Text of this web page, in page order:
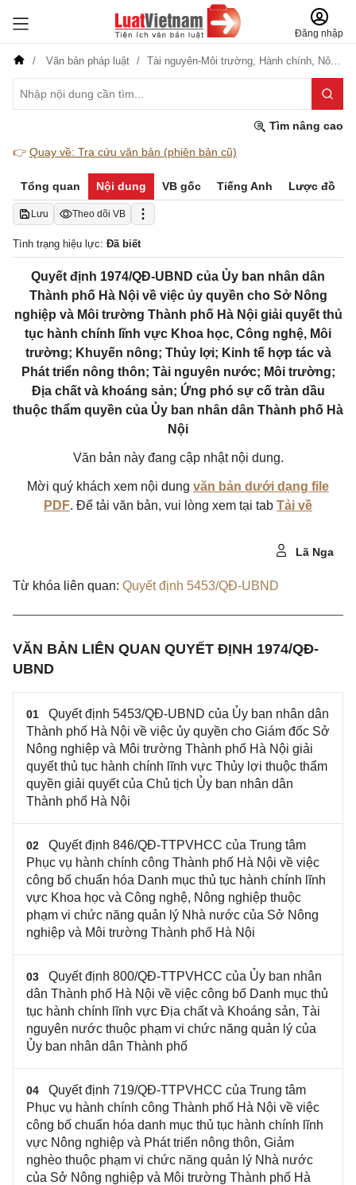
Đăng nhập
Văn bản pháp luật Tài nguyên-Môi trường, Hành chính, Nông nghiệp-Lâm nghiệp
Tìm nâng cao
👉 Quay về: Tra cứu văn bản (phiên bản cũ)
Tổng quan Nội dung VB gốc Tiếng Anh Lược đồ
Lưu Theo dõi VB
Tình trạng hiệu lực: Đã biết
Quyết định 1974/QĐ-UBND của Ủy ban nhân dân
Thành phố Hà Nội về việc ủy quyền cho Sở Nông
nghiệp và Môi trường Thành phố Hà Nội giải quyết thủ
tục hành chính lĩnh vực Khoa học, Công nghệ, Môi
trường; Khuyến nông; Thủy lợi; Kinh tế hợp tác và
Phát triển nông thôn; Tài nguyên nước; Môi trường;
Địa chất và khoáng sản; Ứng phó sự cố tràn dầu
thuộc thẩm quyền của Ủy ban nhân dân Thành phố Hà
Nội
Văn bản này đang cập nhật nội dung.
Mời quý khách xem nội dung văn bản dưới dạng file
PDF. Để tải văn bản, vui lòng xem tại tab Tải về
Lã Nga
Từ khóa liên quan: Quyết định 5453/QĐ-UBND
VĂN BẢN LIÊN QUAN QUYẾT ĐỊNH 1974/QĐ-
UBND
01
Quyết định 5453/QĐ-UBND của Ủy ban nhân dân
Thành phố Hà Nội về việc ủy quyền cho Giám đốc Sở
Nông nghiệp và Môi trường Thành phố Hà Nội giải
quyết thủ tục hành chính lĩnh vực Thủy lợi thuộc thẩm
quyền giải quyết của Chủ tịch Ủy ban nhân dân
Thành phố Hà Nội
02
Quyết định 846/QĐ-TTPVHCC của Trung tâm
Phục vụ hành chính công Thành phố Hà Nội về việc
công bố chuẩn hóa Danh mục thủ tục hành chính lĩnh
vực Khoa học và Công nghệ, Nông nghiệp thuộc
phạm vi chức năng quản lý Nhà nước của Sở Nông
nghiệp và Môi trường Thành phố Hà Nội
03
Quyết định 800/QĐ-TTPVHCC của Ủy ban nhân
dân Thành phố Hà Nội về việc công bố Danh mục thủ
tục hành chính lĩnh vực Địa chất và Khoáng sản, Tài
nguyên nước thuộc phạm vi chức năng quản lý của
Ủy ban nhân dân Thành phố
04
Quyết định 719/QĐ-TTPVHCC của Trung tâm
Phục vụ hành chính công Thành phố Hà Nội về việc
công bố chuẩn hóa danh mục thủ tục hành chính lĩnh
vực Nông nghiệp và Phát triển nông thôn, Giảm
nghèo thuộc phạm vi chức năng quản lý Nhà nước
của Sở Nông nghiệp và Môi trường Thành phố Hà